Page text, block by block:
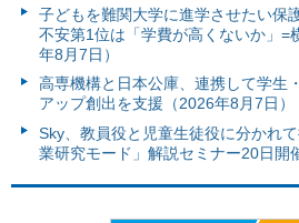
子どもを難関大学に進学させたい保
不安第1位は「学費が高くないか」=
年8月7日）
高専機構と日本公庫、連携して学生
アップ創出を支援（2026年8月7日）
Sky、教員役と児童生徒役に分かれ
業研究モード」解説セミナー20日開